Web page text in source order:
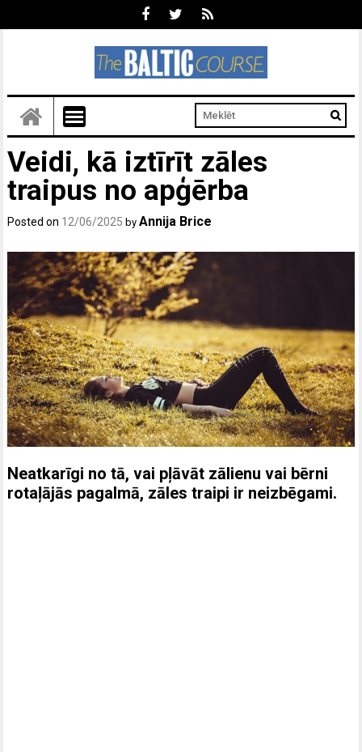
Veidi, kā iztīrīt zāles
traipus no apģērba
Posted on 12/06/2025 byAnnija Brice
Neatkarīgi no tā, vai pļāvāt zālienu vai bērni
rotaļājās pagalmā, zāles traipi ir neizbēgami.